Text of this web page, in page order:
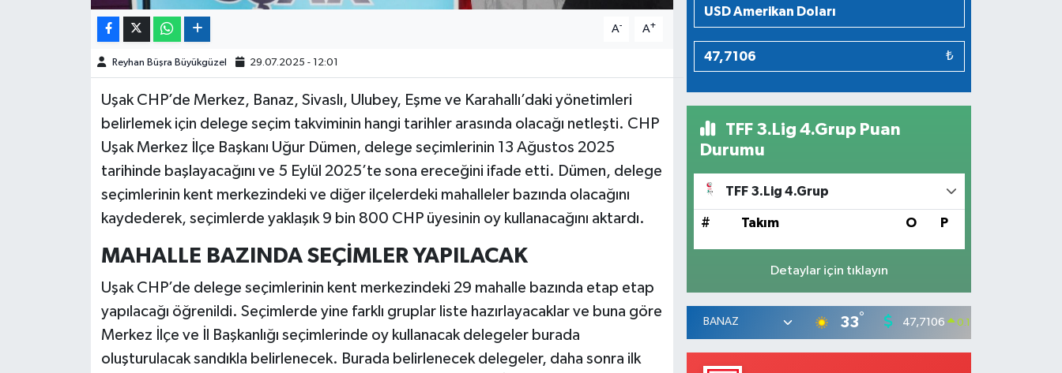
A- A+
Reyhan Büşra Büyükgüzel 29.07.2025 - 12:01
Uşak CHP’de Merkez, Banaz, Sivaslı, Ulubey, Eşme ve Karahallı’daki yönetimleri
belirlemek için delege seçim takviminin hangi tarihler arasında olacağı netleşti. CHP
Uşak Merkez İlçe Başkanı Uğur Dümen, delege seçimlerinin 13 Ağustos 2025
tarihinde başlayacağını ve 5 Eylül 2025’te sona ereceğini ifade etti. Dümen, delege
seçimlerinin kent merkezindeki ve diğer ilçelerdeki mahalleler bazında olacağını
kaydederek, seçimlerde yaklaşık 9 bin 800 CHP üyesinin oy kullanacağını aktardı.
MAHALLE BAZINDA SEÇİMLER YAPILACAK
Uşak CHP’de delege seçimlerinin kent merkezindeki 29 mahalle bazında etap etap
yapılacağı öğrenildi. Seçimlerde yine farklı gruplar liste hazırlayacaklar ve buna göre
Merkez İlçe ve İl Başkanlığı seçimlerinde oy kullanacak delegeler burada
oluşturulacak sandıkla belirlenecek. Burada belirlenecek delegeler, daha sonra ilk
₺
TFF 3.Lig 4.Grup Puan
Durumu
TFF 3.Lig 4.Grup
# Takım O P
Detaylar için tıklayın
33° 47,7106 0.17